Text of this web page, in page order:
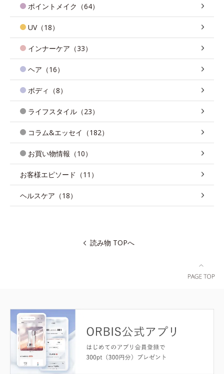
ポイントメイク（64）
UV（18）
インナーケア（33）
ヘア（16）
ボディ（8）
ライフスタイル（23）
コラム&エッセイ（182）
お買い物情報（10）
お客様エピソード（11）
ヘルスケア（18）
読み物 TOPへ